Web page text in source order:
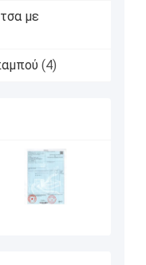
με
(4)